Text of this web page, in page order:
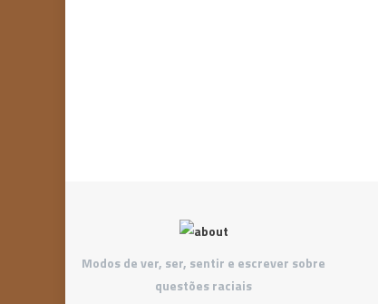
Modos de ver, ser, sentir e escrever sobre
questões raciais